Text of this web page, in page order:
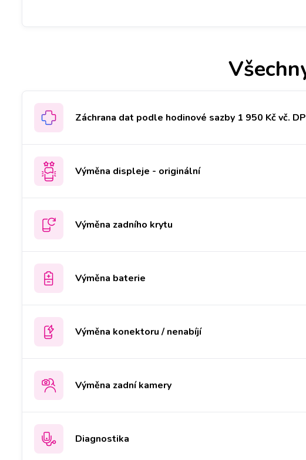
Záchrana dat podle hodinové sazby 1 950 Kč vč.
Výměna displeje - originální
Výměna zadního krytu
Výměna baterie
Výměna konektoru / nenabíjí
Výměna zadní kamery
Diagnostika